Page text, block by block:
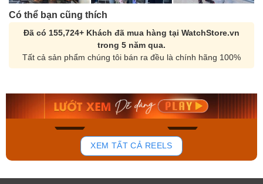
Có thể bạn cũng thích
Đã có 155,724+ Khách đã mua hàng tại WatchStore.vn
trong 5 năm qua.
Tất cả sản phẩm chúng tôi bán ra đều là chính hãng 100%
140
Orient Nam RA-
Mua ngay
Casio Nam MTS-
Mua ngay
XEM TẤT CẢ REELS